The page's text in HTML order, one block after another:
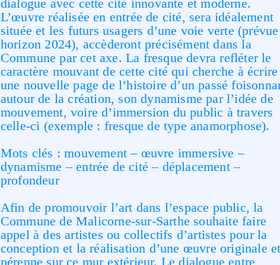
dialogue avec cette cité innovante et moderne.
L’œuvre réalisée en entrée de cité, sera idéalement
située et les futurs usagers d’une voie verte
horizon 2024), accèderont précisément dans la
Commune par cet axe. La fresque devra refléter le
caractère mouvant de cette cité qui cherche à écrire
une nouvelle page de l’histoire d’un passé
autour de lacréation, son dynamisme par l’idée de
mouvement, voire d’immersion du public à travers
celle-ci (exemple : fresque de type anamorphose).
Mots clés : mouvement – œuvre immersive –
dynamisme – entrée de cité – déplacement –
profondeur
Afin de promouvoir l’art dans l’espace public, la
Commune de Malicorne-sur-Sarthe souhaite faire
appel à desartistes ou collectifs d’artistes pour la
conception et la réalisation d’une œuvre originale et
pérenne sur ce mur extérieur. Le dialogue entre